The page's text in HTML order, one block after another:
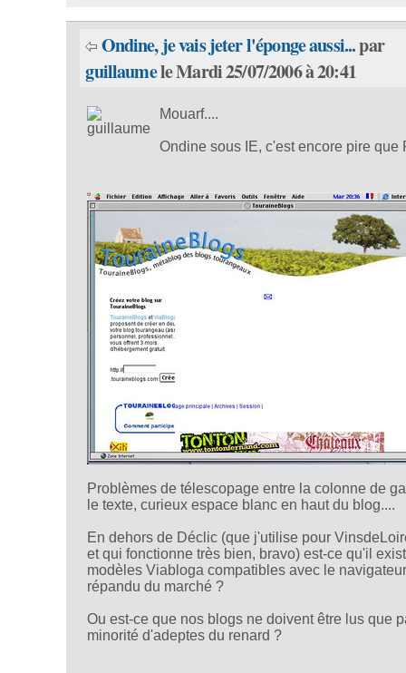
Ondine, je vais jeter l'éponge aussi...par
guillaumele Mardi 25/07/2006 à 20:41
Mouarf....
Ondine sous IE, c'est encore pire que
Problèmes de télescopage entre la colonne de
le texte, curieux espace blanc en haut du blog....
En dehors de Déclic (que j'utilise pour
et qui fonctionne très bien, bravo) est-ce qu'il
modèles Viabloga compatibles avec le
répandu du marché ?
Ou est-ce que nos blogs ne doivent être lus que
minorité d'adeptes du renard ?